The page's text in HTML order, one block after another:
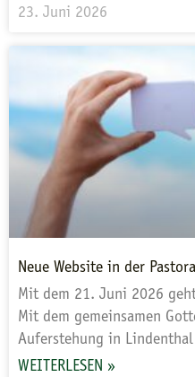
23. Juni 2026
Neue Website in der
Mit dem 21. Juni 2026
Mit dem gemeinsamen
Auferstehung in
WEITERLESEN »